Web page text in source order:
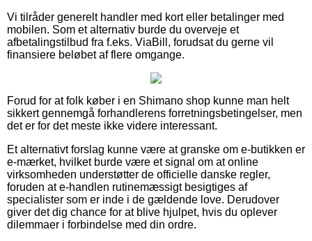
Vi tilråder generelt handler med kort eller betalinger med
mobilen. Som et alternativ burde du overveje et
afbetalingstilbud fra f.eks. ViaBill, forudsat du gerne vil
finansiere beløbet af flere omgange.
Forud for at folk køber i en Shimano shop kunne man helt
sikkert gennemgå forhandlerens forretningsbetingelser, men
det er for det meste ikke videre interessant.
Et alternativt forslag kunne være at granske om e-butikken er
e-mærket, hvilket burde være et signal om at online
virksomheden understøtter de officielle danske regler,
foruden at e-handlen rutinemæssigt besigtiges af
specialister som er inde i de gældende love. Derudover
giver det dig chance for at blive hjulpet, hvis du oplever
dilemmaer i forbindelse med din ordre.